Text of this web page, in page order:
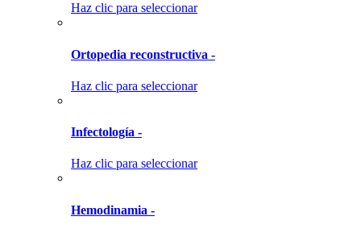
Haz clic para seleccionar
Ortopedia reconstructiva -
Haz clic para seleccionar
Infectología -
Haz clic para seleccionar
Hemodinamia -